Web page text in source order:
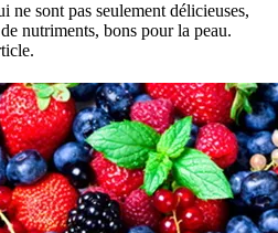
ne sont pas seulement délicieuses,
nutriments, bons pour la peau.